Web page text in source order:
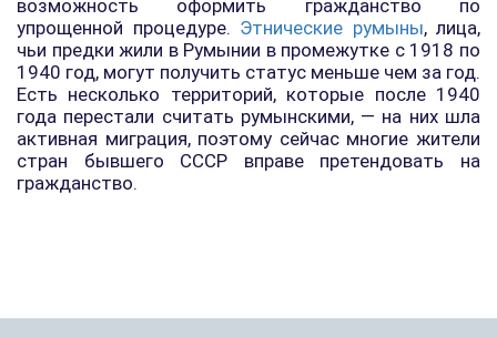
возможность оформить гражданство по
упрощенной процедуре. Этнические румыны, лица,
чьи предки жили в Румынии в промежутке с 1918 по
1940 год, могут получить статус меньше чем за год.
Есть несколько территорий, которые после 1940
года перестали считать румынскими, — на них шла
активная миграция, поэтому сейчас многие жители
стран бывшего СССР вправе претендовать на
гражданство.